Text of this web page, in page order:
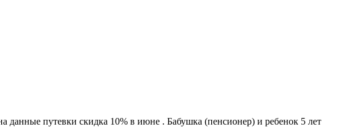
данные путевки скидка 10% в июне . Бабушка (пенсионер) и ребенок 5 лет